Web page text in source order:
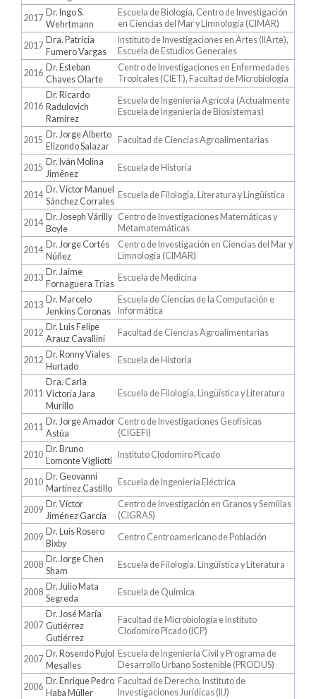
2017
Dr. Ingo S.
Wehrtmann
Escuela de Biología, Centro de Investigación
en Ciencias del Mar y Limnología (CIMAR)
2017
Dra. Patricia
Fumero Vargas
Instituto de Investigaciones en Artes (IIArte),
Escuela de Estudios Generales
2016
Dr. Esteban
Chaves Olarte
Centro de Investigaciones en Enfermedades
Tropicales (CIET), Facultad de Microbiología
2016
Dr. Ricardo
Radulovich
Ramírez
Escuela de Ingeniería Agrícola (Actualmente
Escuela de Ingeniería de Biosistemas)
2015
Dr. Jorge Alberto
Elizondo Salazar
Facultad de Ciencias Agroalimentarias
2015
Dr. Iván Molina
Jiménez
Escuela de Historia
2014
Dr. Víctor Manuel
Sánchez Corrales
Escuela de Filología, Literatura y Lingüística
2014
Dr. Joseph Várilly
Boyle
Centro de Investigaciones Matemáticas y
Metamatemáticas
2014
Dr. Jorge Cortés
Núñez
Centro de Investigación en Ciencias del Mar y
Limnología (CIMAR)
2013
Dr. Jaime
Fornaguera Trías
Escuela de Medicina
2013
Dr. Marcelo
Jenkins Coronas
Escuela de Ciencias de la Computación e
Informática
2012
Dr. Luis Felipe
Arauz Cavallini
Facultad de Ciencias Agroalimentarias
2012
Dr. Ronny Viales
Hurtado
Escuela de Historia
2011
Dra. Carla
Victoria Jara
Murillo
Escuela de Filología, Lingüística y Literatura
2011
Dr. Jorge Amador
Astúa
Centro de Investigaciones Geofísicas
(CIGEFI)
2010
Dr. Bruno
Lomonte Vigliotti
Instituto Clodomiro Picado
2010
Dr. Geovanni
Martínez Castillo
Escuela de Ingeniería Eléctrica
2009
Dr. Víctor
Jiménez García
Centro de Investigación en Granos y Semillas
(CIGRAS)
2009
Dr. Luis Rosero
Bixby
Centro Centroamericano de Población
2008
Dr. Jorge Chen
Sham
Escuela de Filología, Lingüística y Literatura
2008
Dr. Julio Mata
Segreda
Escuela de Química
2007
Dr. José María
Gutiérrez
Gutiérrez
Facultad de Microbiología e Instituto
Clodomiro Picado (ICP)
2007
Dr. Rosendo Pujol
Mesalles
Escuela de Ingeniería Civil y Programa de
Desarrollo Urbano Sostenible (PRODUS)
2006
Dr. Enrique Pedro
Haba Müller
Facultad de Derecho, Instituto de
Investigaciones Jurídicas (IIJ)